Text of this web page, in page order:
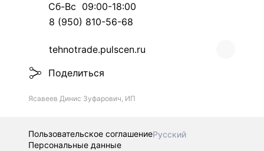
Сб-Вс 09:00-18:00
8 (950) 810-56-68
tehnotrade.pulscen.ru
Поделиться
Ясавеев Динис Зуфарович, ИП
Пользовательское соглашениеРусский
Персональные данные